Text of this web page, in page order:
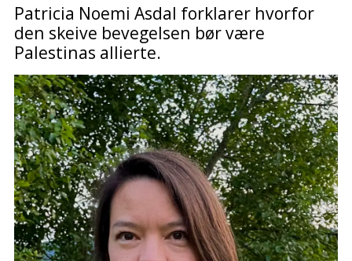
Patricia Noemi Asdal forklarer hvorfor
den skeive bevegelsen bør være
Palestinas allierte.